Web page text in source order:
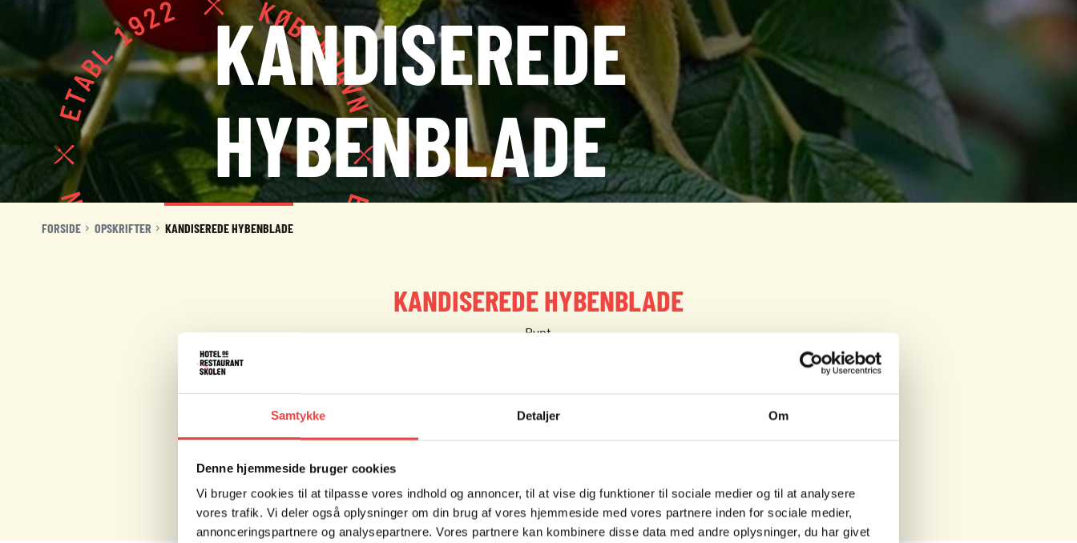
Samtykke Detaljer Om
Denne hjemmeside bruger cookies
Vi bruger cookies til at tilpasse vores indhold og annoncer, til at vise dig funktioner til sociale medier og til at analysere
vores trafik. Vi deler også oplysninger om din brug af vores hjemmeside med vores partnere inden for sociale medier,
annonceringspartnere og analysepartnere. Vores partnere kan kombinere disse data med andre oplysninger, du har givet
KONTAKT
NYHEDER
JOBBØRS
FOR VIRKSOMHEDER
ELEVINTRA (LOGIN)
TIDLIGERE ELEV
ENGLISH
KANDISEREDE
HYBENBLADE
FORSIDE OPSKRIFTER KANDISEREDE HYBENBLADE
KANDISEREDE HYBENBLADE
Pynt